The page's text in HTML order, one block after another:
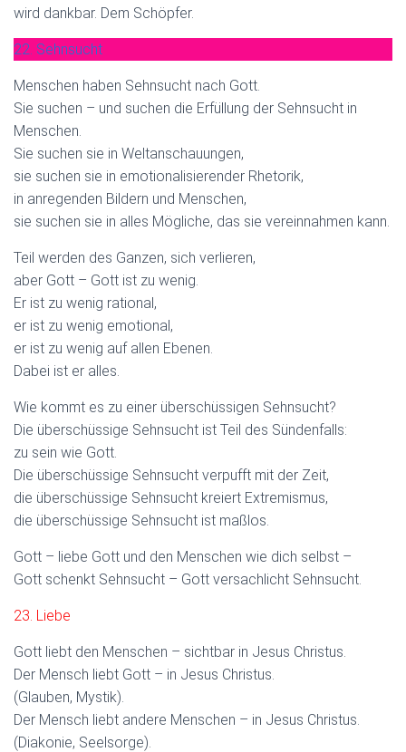
wird dankbar. Dem Schöpfer.
22. Sehnsucht
Menschen haben Sehnsucht nach Gott.
Sie suchen – und suchen die Erfüllung der Sehnsucht in
Menschen.
Sie suchen sie in Weltanschauungen,
sie suchen sie in emotionalisierender Rhetorik,
in anregenden Bildern und Menschen,
sie suchen sie in alles Mögliche, das sie vereinnahmen kann.
Teil werden des Ganzen, sich verlieren,
aber Gott – Gott ist zu wenig.
Er ist zu wenig rational,
er ist zu wenig emotional,
er ist zu wenig auf allen Ebenen.
Dabei ist er alles.
Wie kommt es zu einer überschüssigen Sehnsucht?
Die überschüssige Sehnsucht ist Teil des Sündenfalls:
zu sein wie Gott.
Die überschüssige Sehnsucht verpufft mit der Zeit,
die überschüssige Sehnsucht kreiert Extremismus,
die überschüssige Sehnsucht ist maßlos.
Gott – liebe Gott und den Menschen wie dich selbst –
Gott schenkt Sehnsucht – Gott versachlicht Sehnsucht.
23. Liebe
Gott liebt den Menschen – sichtbar in Jesus Christus.
Der Mensch liebt Gott – in Jesus Christus.
(Glauben, Mystik).
Der Mensch liebt andere Menschen – in Jesus Christus.
(Diakonie, Seelsorge).